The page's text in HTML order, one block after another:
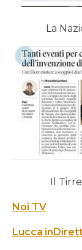
La
Il
Noi TV
Lucca